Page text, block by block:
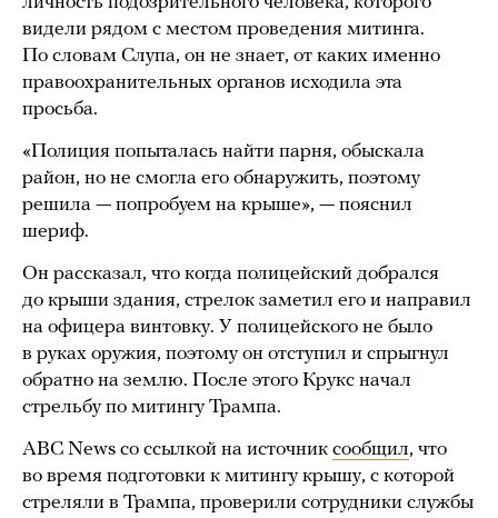
видели рядом с местом проведения митинга.
По словам Слупа, он не знает, от каких именно
правоохранительных органов исходила эта
просьба.
«Полиция попыталась найти парня, обыскала
район, но не смогла его обнаружить, поэтому
решила — попробуем на крыше», — пояснил
шериф.
Он рассказал, что когда полицейский добрался
до крыши здания, стрелок заметил его и направил
на офицера винтовку. У полицейского не было
в руках оружия, поэтому он отступил и спрыгнул
обратно на землю. После этого Крукс начал
стрельбу по митингу Трампа.
ABC News со ссылкой на источник сообщил, что
во время подготовки к митингу крышу, с которой
стреляли в Трампа, проверили сотрудники службы